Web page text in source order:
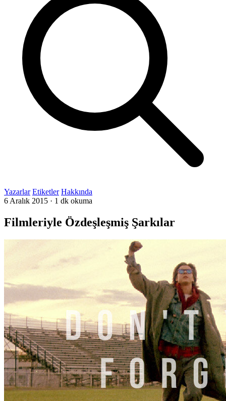
Yazarlar Etiketler Hakkında
6 Aralık 2015 · 1 dk okuma
Filmleriyle Özdeşleşmiş Şarkılar